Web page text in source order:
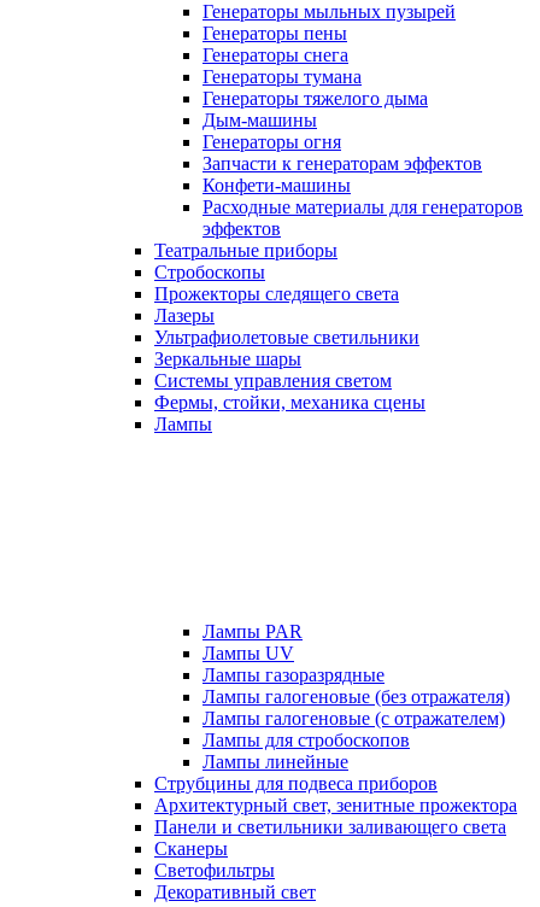
Генераторы мыльных пузырей
Генераторы пены
Генераторы снега
Генераторы тумана
Генераторы тяжелого дыма
Дым-машины
Генераторы огня
Запчасти к генераторам эффектов
Конфети-машины
Расходные материалы для генераторов
эффектов
Театральные приборы
Стробоскопы
Прожекторы следящего света
Лазеры
Ультрафиолетовые светильники
Зеркальные шары
Системы управления светом
Фермы, стойки, механика сцены
Лампы
Лампы PAR
Лампы UV
Лампы газоразрядные
Лампы галогеновые (без отражателя)
Лампы галогеновые (с отражателем)
Лампы для стробоскопов
Лампы линейные
Струбцины для подвеса приборов
Архитектурный свет, зенитные прожектора
Панели и светильники заливающего света
Сканеры
Светофильтры
Декоративный свет